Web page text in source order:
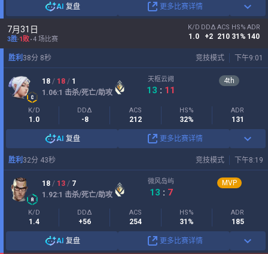
AI 复盘 更多比赛详情
7月31日
3胜-1败 4 场比赛
K/D
1.0
DDΔ
+2
ACS
210
HS%
31%
ADR
140
竞技模式 下午9:01
胜利 38分 8秒
18 / 18 / 1
1.06:1 击杀/死亡/助攻
天枢云阙
13 : 11
4th
K/D
1.0
DDΔ
-8
ACS
212
HS%
32%
ADR
131
AI 复盘 更多比赛详情
竞技模式 下午8:19
胜利 32分 43秒
18 / 13 / 7
1.92:1 击杀/死亡/助攻
微风岛屿
13 : 7
MVP
K/D
1.4
DDΔ
+56
ACS
254
HS%
31%
ADR
185
AI 复盘 更多比赛详情